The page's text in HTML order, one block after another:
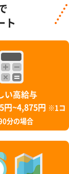
ト
い高給与
円~4,875円
※1コ
分の場合